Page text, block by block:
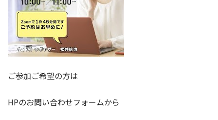
ご参加ご希望の方は
HPのお問い合わせフォームから